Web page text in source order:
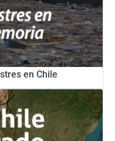
en Chile